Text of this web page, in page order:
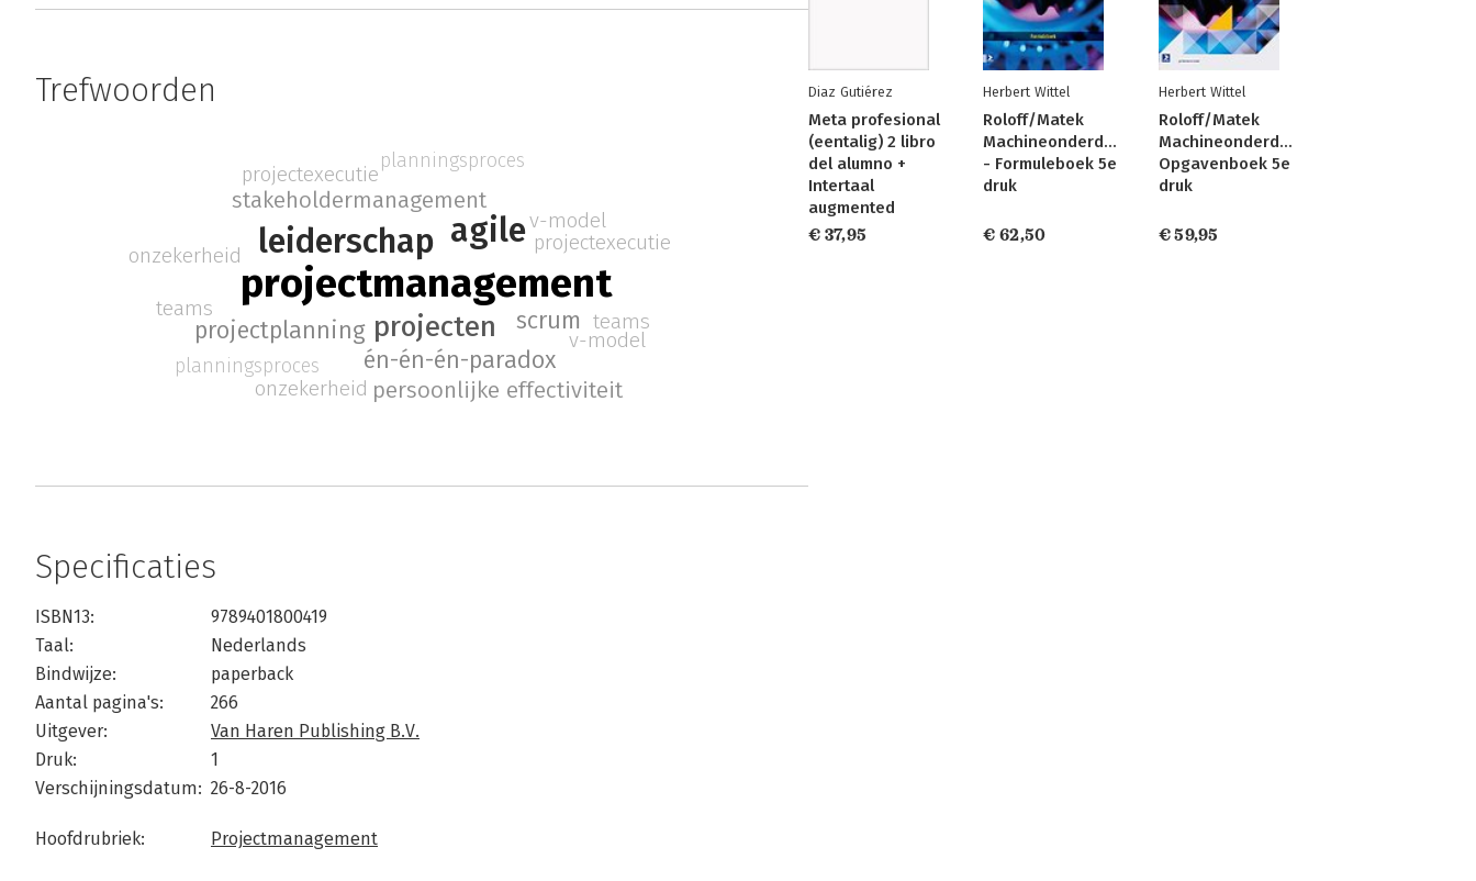
Trefwoorden
projectmanagement
leiderschap agile
projecten
én-én-én-paradox
projectplanning scrum
stakeholdermanagement
persoonlijke effectiviteit
v-model
projectexecutie
onzekerheid
planningsproces
teams
v-model
projectexecutie
onzekerheid
planningsproces
teams
Specificaties
ISBN13:
9789401800419
Taal:
Nederlands
Bindwijze:
paperback
Aantal pagina's:
266
Uitgever:
Van Haren Publishing B.V.
Druk:
1
Verschijningsdatum: 26-8-2016
Hoofdrubriek: Projectmanagement
Diaz Gutiérez
Meta profesional
(eentalig) 2 libro
del alumno +
Intertaal
augmented
€ 37,95
Herbert Wittel
Roloff/Matek
Machineonderdelen
- Formuleboek 5e
druk
€ 62,50
Herbert Wittel
Roloff/Matek
Machineonderdelen
Opgavenboek 5e
druk
€ 59,95